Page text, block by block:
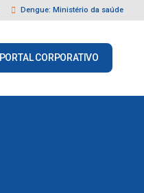
Dengue: Ministério da saúde
PORTAL CORPORATIVO